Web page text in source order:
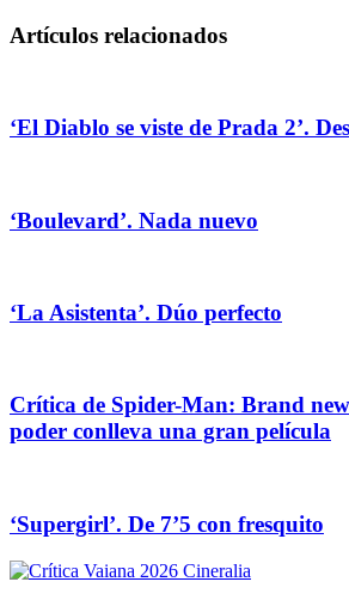
Artículos relacionados
‘El Diablo se viste de Prada 2’.
‘Boulevard’. Nada nuevo
‘La Asistenta’. Dúo perfecto
Crítica de Spider-Man: Brand
poder conlleva una gran película
‘Supergirl’. De 7’5 con fresquito